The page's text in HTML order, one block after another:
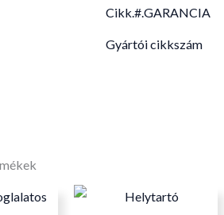
Cikk.#.GARANCIA
Gyártói cikkszám